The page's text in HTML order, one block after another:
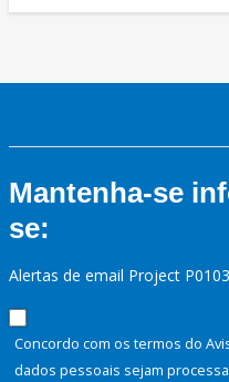
Mantenha-se
se:
Alertas de email Project
Concordo com os termos do
dados pessoais sejam